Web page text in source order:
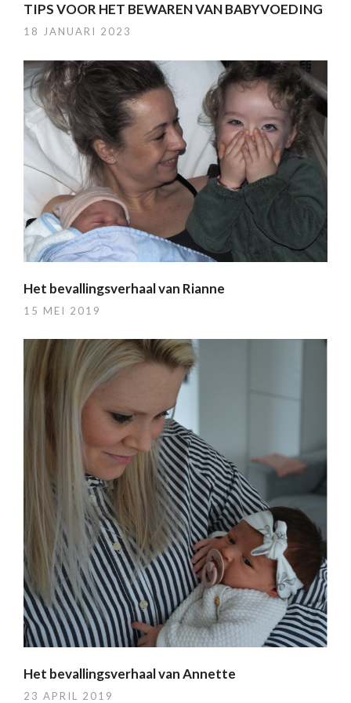
TIPS VOOR HET BEWAREN VAN BABYVOEDING
18 JANUARI 2023
Het bevallingsverhaal van Rianne
15 MEI 2019
Het bevallingsverhaal van Annette
23 APRIL 2019